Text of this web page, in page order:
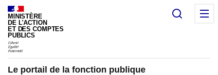
Panneau de gestion des cookies
MINISTÈRE
DE L'ACTION
ET DES COMPTES
PUBLICS
Le portail de la fonction publique